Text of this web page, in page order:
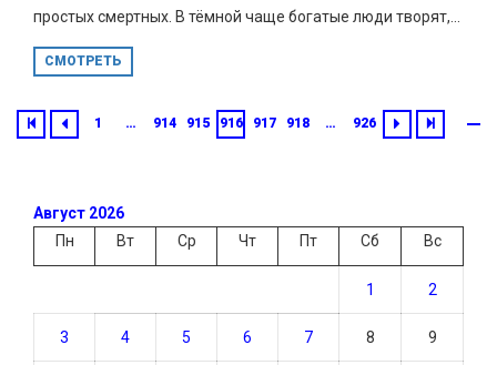
простых смертных. В тёмной чаще богатые люди творят,...
СМОТРЕТЬ
1 … 914 915 916 917 918 … 926
Август 2026
Пн
Вт Ср Чт Пт Сб Вс
1 2
3 4 5 6 7 8 9